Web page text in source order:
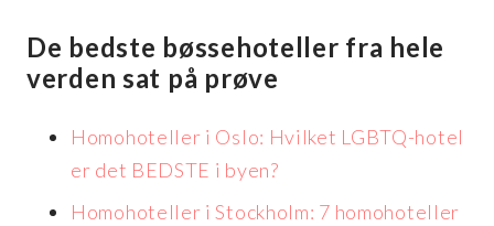
De bedste bøssehoteller fra hele
verden sat på prøve
Homohoteller i Oslo: Hvilket LGBTQ-hotel
er det BEDSTE i byen?
Homohoteller i Stockholm: 7 homohoteller